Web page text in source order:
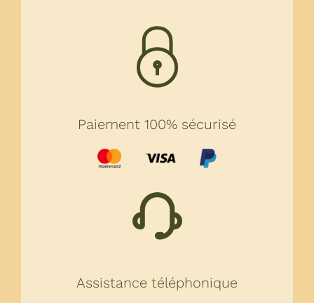
Paiement 100% sécurisé
Assistance téléphonique